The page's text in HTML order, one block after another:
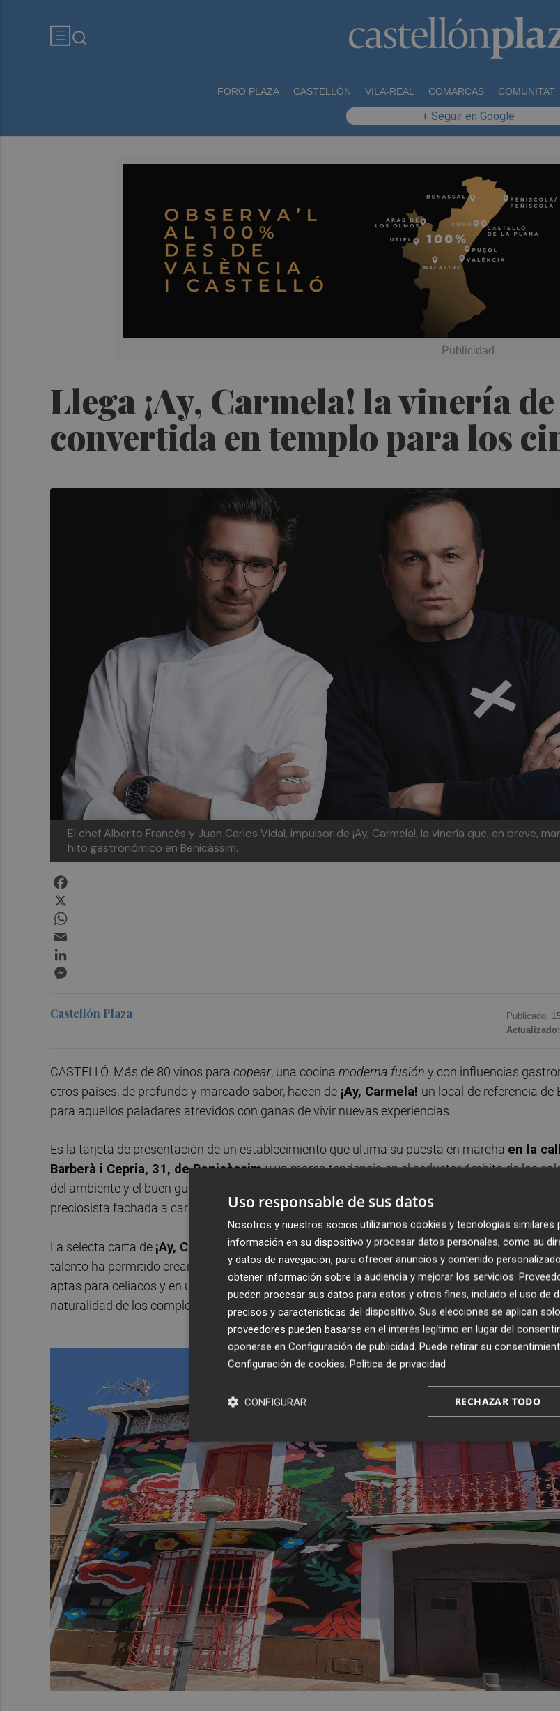
FORO PLAZA CASTELLÓN VILA-REAL COMARCAS COMUNITAT
+ Seguir en Google
Llega ¡Ay, Carmela! la vinería
convertida en templo para los
El chef Alberto Francés y Juan Carlos Vidal, impulsor de ¡Ay, Carmela!, la vinería que, en breve,
hito gastronómico en Benicàssim.
Castellón Plaza Publicado:
Actualizado:
CASTELLÓ. Más de 80 vinos para copear, una cocina moderna fusión y con influencias
otros países, de profundo y marcado sabor, hacen de ¡Ay, Carmela! un local de referencia de
para aquellos paladares atrevidos con ganas de vivir nuevas experiencias.
Es la tarjeta de presentación de un establecimiento que ultima su puesta en marcha en la
Barberà i Cepria, 31, de Benicàssimy ya marca tendencia en el seductor ámbito de los
del ambiente y el buen gusto, sazonado con la cuidada estética de su entorno arquitectónico
preciosista fachada a cargo de deNayra Pimienta.
La selecta carta de ¡Ay, Carmela!ha contado con el experto asesoramiento delchef Pablo
talento ha permitido crear una selectiva oferta de más de 25 platos diferentes, con opciones
aptas para celiacos y en una puesta en escena que obvia las tradicionales vajillas para optar
naturalidad de los complementos.
Uso responsable de sus datos
Nosotros y nuestros socios utilizamos cookies y tecnologías similares
información en su dispositivo y procesar datos personales, como su
y datos de navegación, para ofrecer anuncios y contenido
obtener información sobre la audiencia y mejorar los servicios.
pueden procesar sus datos para estos y otros fines, incluido el uso de
precisos y características del dispositivo. Sus elecciones se aplican
proveedores pueden basarse en el interés legítimo en lugar del
oponerse en Configuración de publicidad. Puede retirar su
Configuración de cookies. Política de privacidad
RECHAZAR TODO
CONFIGURAR